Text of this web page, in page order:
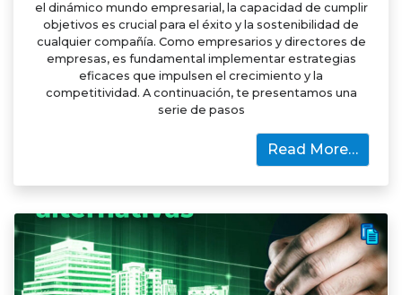
el dinámico mundo empresarial, la capacidad de cumplir
objetivos es crucial para el éxito y la sostenibilidad de
cualquier compañía. Como empresarios y directores de
empresas, es fundamental implementar estrategias
eficaces que impulsen el crecimiento y la
competitividad. A continuación, te presentamos una
serie de pasos
Read More…